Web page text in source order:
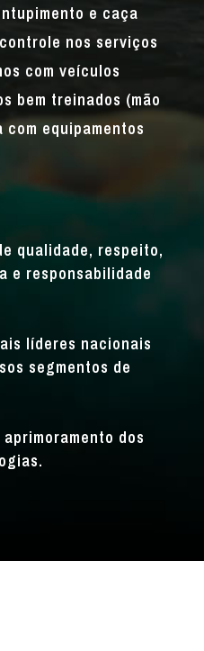
e caça
nos serviços
com veículos
bem treinados (mão
equipamentos
qualidade, respeito,
e responsabilidade
líderes nacionais
segmentos de
dos